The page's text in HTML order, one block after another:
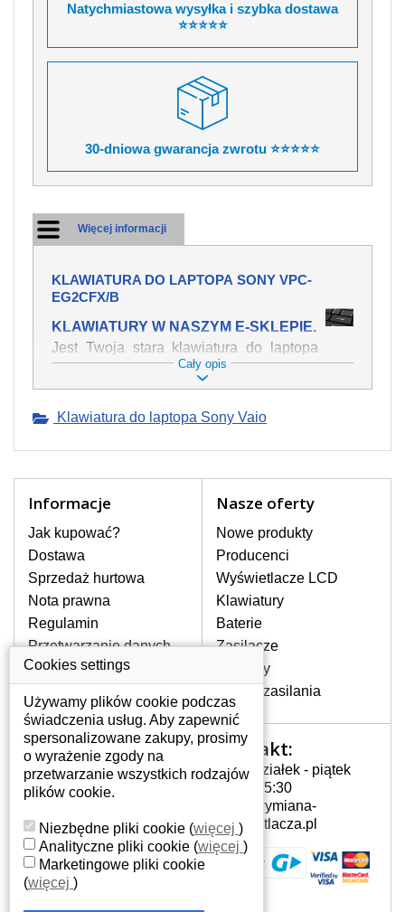
Natychmiastowa wysyłka i szybka dostawa
⭐⭐⭐⭐⭐
30-dniowa gwarancja zwrotu ⭐⭐⭐⭐⭐
Więcej informacji
KLAWIATURA DO LAPTOPA SONY VPC-
EG2CFX/B
KLAWIATURY W NASZYM E-SKLEPIE.
Jest Twoja stara klawiatura do laptopa
SONY VPC-EG2CFX/B mechanicznie
uszkodzona, polałeś ją płynem, który
swojej pozycji? Kup nową klawiaturę,
Oferujemy oryginalne klawiatury w
stronie internetowej ją znajdziesz za
pomocy wyszukiwarki. Wystarczy znać
model laptopa. Przy każdej klawiaturze
nie może brakować szczególowe zdjęcie
do aktualnego stanu naszego magazynu.
W JAKI SPOSÓB MOŻE SIĘ
PRZEJAWIAĆ USTERKA
Częstymi objawami są pomijanie liter
czy wyświetlanie innych liter oraz
dublowanie tych samych znaków. W
przypadku podlicia klawisze nie
powrócą do pierwotnej pozycji. Albo
też uszkodzenie mechaniczne, np.
JAK TO DZIAŁA?
Klawiatura składa się z kilku
warstw folii, z których przewodzą
Cały opis
Klawiatura do laptopa Sony Vaio
Informacje
Jak kupować?
Dostawa
Sprzedaż hurtowa
Nota prawna
Regulamin
Przetwarzanie danych
osobowych
Gdzie nas znajdziesz
Nasze oferty
Nowe produkty
Producenci
Wyświetlacze LCD
Klawiatury
Baterie
Zasilacze
Zawiasy
Złącza zasilania
Twoje konto
Twoje konto
Dane osobowe
Adresy
Historia zamówień
Kontakt:
Poniedziałek - piątek
7:00 - 15:30
info@wymiana-
wyswietlacza.pl
Cookies settings
Używamy plików cookie podczas
świadczenia usług. Aby zapewnić
spersonalizowane zakupy, prosimy
o wyrażenie zgody na
przetwarzanie wszystkich rodzajów
plików cookie.
Niezbędne pliki cookie (więcej )
Analityczne pliki cookie (więcej )
Marketingowe pliki cookie
(więcej )